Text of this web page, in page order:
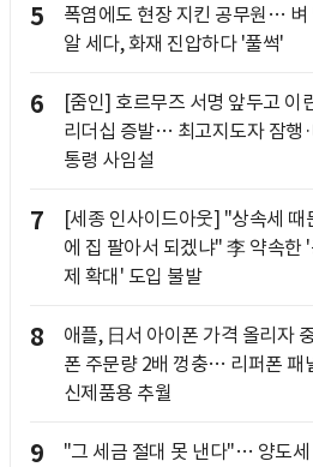
5
폭염에도 현장 지킨 공무원… 벼
알 세다, 화재 진압하다 '풀썩'
6
[줌인] 호르무즈 서명 앞두고 이
리더십 증발… 최고지도자 잠행·
통령 사임설
7
[세종 인사이드아웃] "상속세 때
에 집 팔아서 되겠냐" 李 약속한
제 확대' 도입 불발
8
애플, 日서 아이폰 가격 올리자
폰 주문량 2배 껑충… 리퍼폰 패
신제품용 추월
9 "그 세금 절대 못 낸다"… 양도세